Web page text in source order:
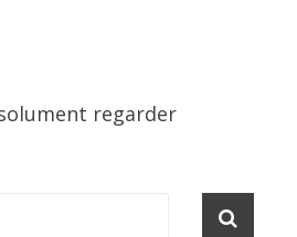
regarder